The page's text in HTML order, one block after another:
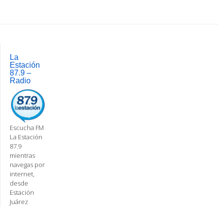
navigation
La
Estación
87.9 –
Radio
Escucha FM
La Estación
87.9
mientras
navegas por
internet,
desde
Estación
Juárez